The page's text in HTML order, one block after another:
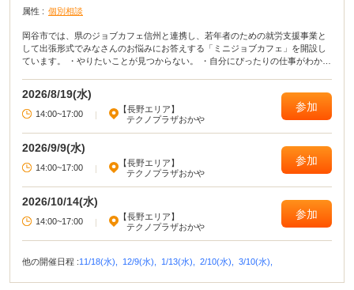
属性 : 個別相談
岡谷市では、県のジョブカフェ信州と連携し、若年者のための就労支援事業と
して出張形式でみなさんのお悩みにお答えする「ミニジョブカフェ」を開設し
ています。 ・やりたいことが見つからない。 ・自分にぴったりの仕事がわから
2026/8/19(水)
14:00~17:00 |
【長野エリア】
テクノプラザおかや
参加
2026/9/9(水)
14:00~17:00 |
【長野エリア】
テクノプラザおかや
参加
2026/10/14(水)
14:00~17:00 |
【長野エリア】
テクノプラザおかや
参加
他の開催日程 :11/18(水), 12/9(水), 1/13(水), 2/10(水), 3/10(水),